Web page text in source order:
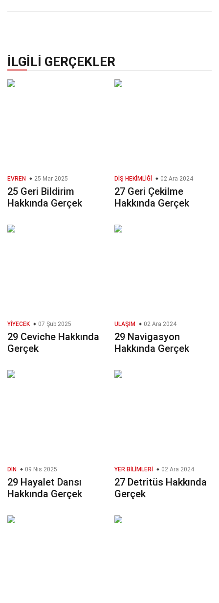
İLGILI GERÇEKLER
EVREN 25 Mar 2025
25 Geri Bildirim
Hakkında Gerçek
DIŞ HEKIMLIĞI 02 Ara 2024
27 Geri Çekilme
Hakkında Gerçek
YIYECEK 07 Şub 2025
29 Ceviche Hakkında
Gerçek
ULAŞIM 02 Ara 2024
29 Navigasyon
Hakkında Gerçek
DIN 09 Nis 2025
29 Hayalet Dansı
Hakkında Gerçek
YER BILIMLERI 02 Ara 2024
27 Detritüs Hakkında
Gerçek